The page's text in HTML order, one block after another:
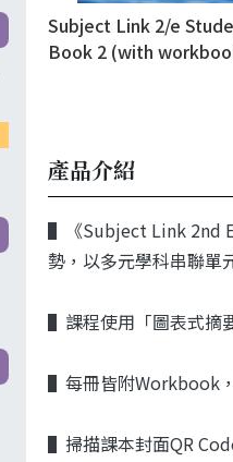
Subject Link 2/e
Book 2 (with
產品介紹
▌《Subject Link 2nd
勢，以多元學科串聯單
▌課程使用「圖表式摘
▌每冊皆附Workbook
▌掃描課本封面QR